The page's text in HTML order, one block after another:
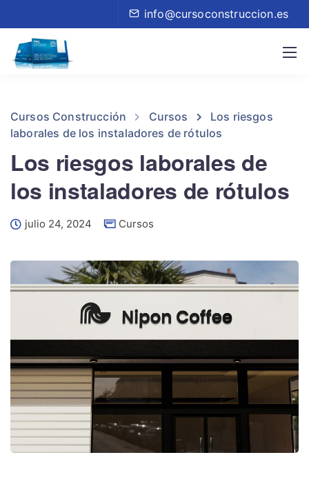
info@cursoconstruccion.es
Cursos Construcción Cursos
Los riesgos
laborales de los instaladores de rótulos
Los riesgos laborales de
los instaladores de rótulos
julio 24, 2024 Cursos